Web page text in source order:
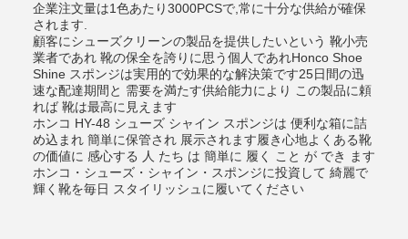
企業注文量は1色あたり3000PCSで,常に十分な供給が確保
されます.
顧客にシューズクリーンの製品を提供したいという 靴小売
業者であれ 靴の保全を誇りに思う個人であれHonco Shoe
Shine スポンジは実用的で効果的な解決策です25日間の迅
速な配達期間と 需要を満たす供給能力により この製品に頼
れば 靴は最高に見えます
ホンコ HY-48 シューズ シャイン スポンジは 便利な箱に詰
め込まれ 簡単に保管され 展示されます履き心地よくある靴
の価値に 感心する 人 たち は 簡単に 履く こと が でき ます
ホンコ・シューズ・シャイン・スポンジに投資して 綺麗で
輝く靴を毎日 スタイリッシュに履いてください